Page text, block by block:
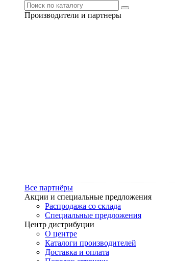
Производители и партнеры
Все партнёры
Акции и специальные предложения
Распродажа со склада
Специальные предложения
Центр дистрибуции
О центре
Каталоги производителей
Доставка и оплата